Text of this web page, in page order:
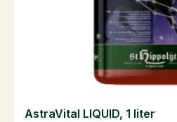
AstraVital LIQUID, 1 liter